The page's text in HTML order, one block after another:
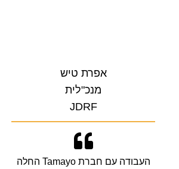
אפרת טיש
מנכ"לית
JDRF
העבודה עם חברת Tamayo החלה